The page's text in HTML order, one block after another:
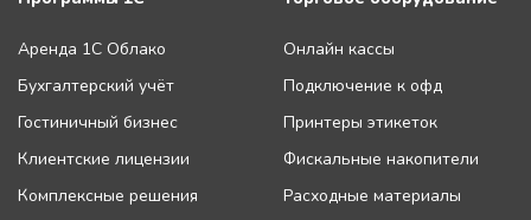
Аренда 1С Облако
Бухгалтерский учёт
Гостиничный бизнес
Клиентские лицензии
Комплексные решения
Онлайн кассы
Подключение к офд
Принтеры этикеток
Фискальные накопители
Расходные материалы